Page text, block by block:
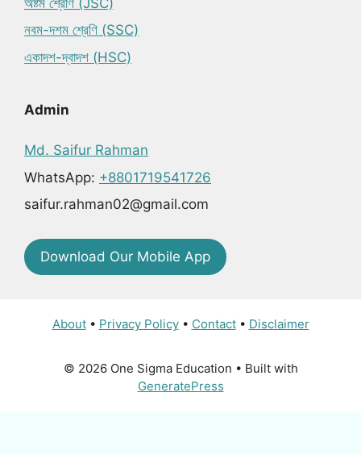
নবম-দশম শ্রেণি (SSC)
একাদশ-দ্বাদশ (HSC)
Admin
Md. Saifur Rahman
WhatsApp: +8801719541726
saifur.rahman02@gmail.com
Download Our Mobile App
About• Privacy Policy• Contact• Disclaimer
© 2026 One Sigma Education • Built with
GeneratePress